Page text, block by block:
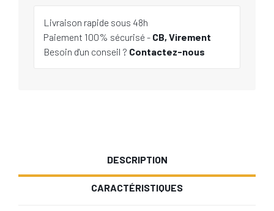
Livraison rapide sous 48h
Paiement 100% sécurisé - CB, Virement
Besoin d'un conseil ? Contactez-nous
DESCRIPTION
CARACTÉRISTIQUES